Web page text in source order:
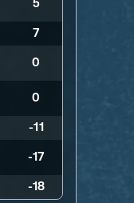
5
7
0
0
-11
-17
-18